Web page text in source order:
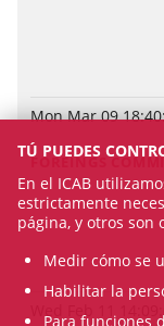
Mon Mar 09
FOREINGS
Wed Feb 11
TÚ PUEDES
En el ICAB
estrictamente
página, y otros son
Medir cómo se
Habilitar la
Para funciones